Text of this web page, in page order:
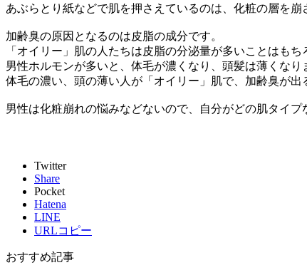
あぶらとり紙などで肌を押さえているのは、化粧の層を
加齢臭の原因となるのは皮脂の成分です。
「オイリー」肌の人たちは皮脂の分泌量が多いことはも
男性ホルモンが多いと、体毛が濃くなり、頭髪は薄くなり
体毛の濃い、頭の薄い人が「オイリー」肌で、加齢臭が出
男性は化粧崩れの悩みなどないので、自分がどの肌タイ
Twitter
Share
Pocket
Hatena
LINE
URLコピー
おすすめ記事